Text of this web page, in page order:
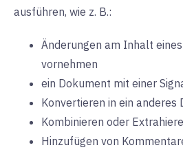
ausführen, wie z. B.:
Änderungen am Inhalt
vornehmen
ein Dokument mit einer
Konvertieren in ein anderes
Kombinieren oder
Hinzufügen von